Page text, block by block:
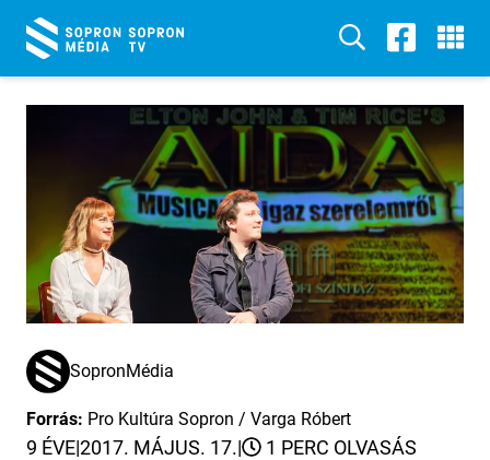
SopronMédia
Forrás: Pro Kultúra Sopron / Varga Róbert
9 ÉVE|2017. MÁJUS. 17.| 1 PERC OLVASÁS